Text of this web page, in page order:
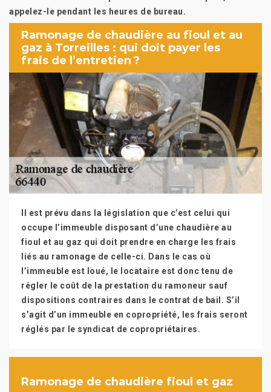
appelez-le pendant les heures de bureau.
Ramonage de chaudière au fioul et au
gaz à Torreilles : qui doit payer les
frais de l’entretien ?
Il est prévu dans la législation que c’est celui qui
occupe l’immeuble disposant d’une chaudière au
fioul et au gaz qui doit prendre en charge les frais
liés au ramonage de celle-ci. Dans le cas où
l’immeuble est loué, le locataire est donc tenu de
régler le coût de la prestation du ramoneur sauf
dispositions contraires dans le contrat de bail. S’il
s’agit d’un immeuble en copropriété, les frais seront
réglés par le syndicat de copropriétaires.
Ramonage de chaudière fioul et gaz